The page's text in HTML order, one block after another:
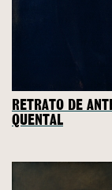
RETRATO DE
QUENTAL